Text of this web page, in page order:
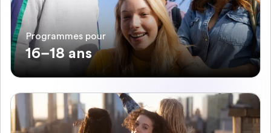
Programmes pour
16–18 ans